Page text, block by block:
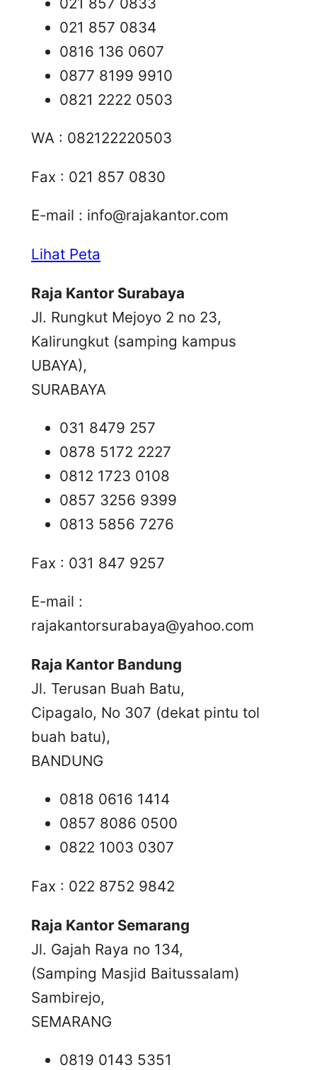
021 857 0834
0816 136 0607
0877 8199 9910
0821 2222 0503
WA : 082122220503
Fax : 021 857 0830
E-mail : info@rajakantor.com
Lihat Peta
Raja Kantor Surabaya
Jl. Rungkut Mejoyo 2 no 23,
Kalirungkut (samping kampus
UBAYA),
SURABAYA
031 8479 257
0878 5172 2227
0812 1723 0108
0857 3256 9399
0813 5856 7276
Fax : 031 847 9257
E-mail :
rajakantorsurabaya@yahoo.com
Raja Kantor Bandung
Jl. Terusan Buah Batu,
Cipagalo, No 307 (dekat pintu tol
buah batu),
BANDUNG
0818 0616 1414
0857 8086 0500
0822 1003 0307
Fax : 022 8752 9842
Raja Kantor Semarang
Jl. Gajah Raya no 134,
(Samping Masjid Baitussalam)
Sambirejo,
SEMARANG
0819 0143 5351